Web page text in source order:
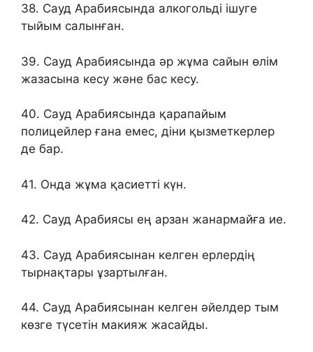
38. Сауд Арабиясында алкогольді ішуге
тыйым салынған.
39. Сауд Арабиясында әр жұма сайын өлім
жазасына кесу және бас кесу.
40. Сауд Арабиясында қарапайым
полицейлер ғана емес, діни қызметкерлер
де бар.
41. Онда жұма қасиетті күн.
42. Сауд Арабиясы ең арзан жанармайға ие.
43. Сауд Арабиясынан келген ерлердің
тырнақтары ұзартылған.
44. Сауд Арабиясынан келген әйелдер тым
көзге түсетін макияж жасайды.